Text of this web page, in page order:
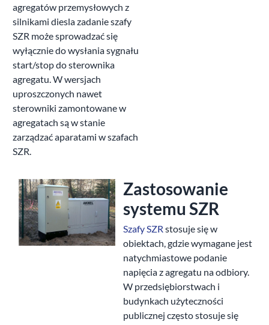
agregatów przemysłowych z
silnikami diesla zadanie szafy
SZR może sprowadzać się
wyłącznie do wysłania sygnału
start/stop do sterownika
agregatu. W wersjach
uproszczonych nawet
sterowniki zamontowane w
agregatach są w stanie
zarządzać aparatami w szafach
SZR.
Zastosowanie
systemu SZR
Szafy SZR stosuje się w
obiektach, gdzie wymagane jest
natychmiastowe podanie
napięcia z agregatu na odbiory.
W przedsiębiorstwach i
budynkach użyteczności
publicznej często stosuje się